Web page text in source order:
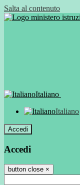
Salta al contenuto
Italiano
Italiano
Accedi
Accedi
button close ×